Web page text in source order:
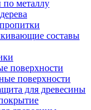
по металлу
составы
поверхности
поверхности
для древесины